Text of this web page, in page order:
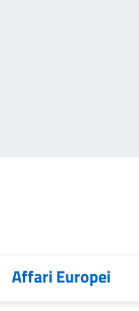
Affari Europei